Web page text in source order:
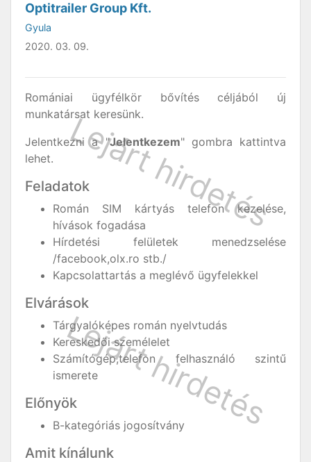
Optitrailer Group Kft.
Gyula
2020. 03. 09.
Romániai ügyfélkör bővítés céljából új
munkatársat keresünk.
Jelentkezni a "Jelentkezem" gombra kattintva
lehet.
Feladatok
Román SIM kártyás telefon kezelése,
hívások fogadása
Hírdetési felületek menedzselése
/facebook,olx.ro stb./
Kapcsolattartás a meglévő ügyfelekkel
Elvárások
Tárgyalóképes román nyelvtudás
Kereskedői személelet
Számítógép,telefon felhasználó szintű
ismerete
Előnyök
B-kategóriás jogosítvány
Amit kínálunk